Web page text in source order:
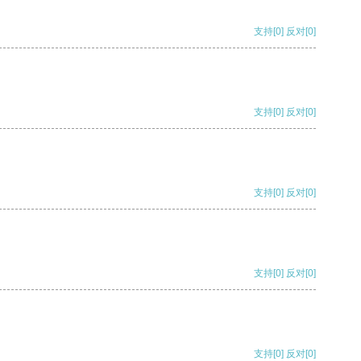
支持[0] 反对[0]
支持[0] 反对[0]
支持[0] 反对[0]
支持[0] 反对[0]
支持[0] 反对[0]